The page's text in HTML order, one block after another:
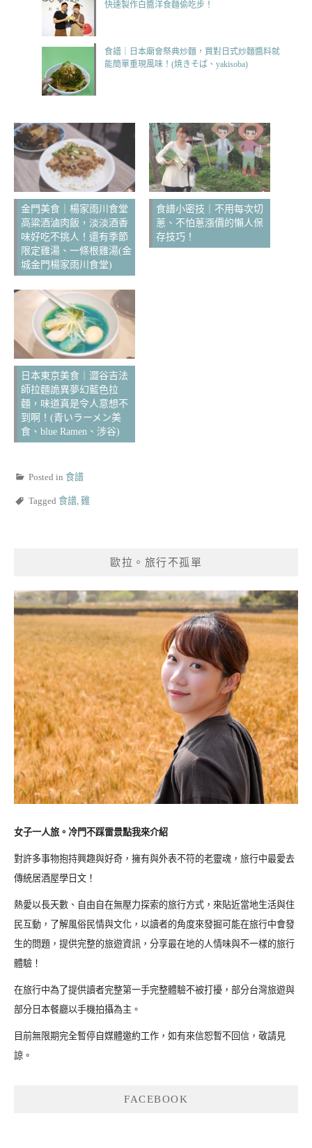
快速製作白醬洋食麵偷吃步！
食譜｜日本廟會祭典炒麵，買對日式炒麵醬料就
能簡單重現風味！(焼きそば、yakisoba)
金門美食｜楊家雨川食堂
高粱酒滷肉飯，淡淡酒香
味好吃不挑人！還有季節
限定雞湯、一條根雞湯(金
城金門楊家雨川食堂)
食譜小密技｜不用每次切
蔥、不怕蔥漲價的懶人保
存技巧！
日本東京美食｜澀谷吉法
師拉麵詭異夢幻藍色拉
麵，味道真是令人意想不
到啊！(青いラーメン美
食、blue Ramen、涉谷)
Posted in 食譜
Tagged 食譜, 雞
歐拉。旅行不孤單
女子一人旅。冷門不踩雷景點我來介紹
對許多事物抱持興趣與好奇，擁有與外表不符的老靈魂，旅行中最愛去
傳統居酒屋學日文！
熱愛以長天數、自由自在無壓力探索的旅行方式，來貼近當地生活與住
民互動，了解風俗民情與文化，以讀者的角度來發掘可能在旅行中會發
生的問題，提供完整的旅遊資訊，分享最在地的人情味與不一樣的旅行
體驗！
在旅行中為了提供讀者完整第一手完整體驗不被打擾，部分台灣旅遊與
部分日本餐廳以手機拍攝為主。
目前無限期完全暫停自媒體邀約工作，如有來信恕暫不回信，敬請見
諒。
FACEBOOK